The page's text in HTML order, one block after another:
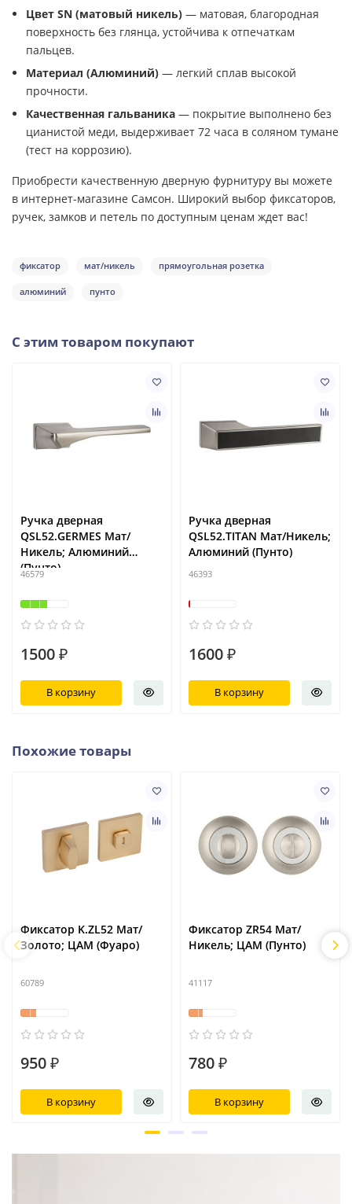
Цвет SN (матовый никель) — матовая, благородная
поверхность без глянца, устойчива к отпечаткам
пальцев.
Материал (Алюминий) — легкий сплав высокой
прочности.
Качественная гальваника — покрытие выполнено без
цианистой меди, выдерживает 72 часа в соляном тумане
(тест на коррозию).
Приобрести качественную дверную фурнитуру вы можете
в интернет-магазине Самсон. Широкий выбор фиксаторов,
ручек, замков и петель по доступным ценам ждет вас!
фиксатор мат/никель прямоугольная розетка
алюминий пунто
С этим товаром покупают
Ручка дверная
QSL52.GERMES Мат/
Никель; Алюминий
(Пунто)
46579
1500 ₽
В корзину
Ручка дверная
QSL52.TITAN Мат/Никель;
Алюминий (Пунто)
46393
1600 ₽
В корзину
Похожие товары
Фиксатор K.ZL52 Мат/
Золото; ЦАМ (Фуаро)
60789
950 ₽
В корзину
Фиксатор ZR54 Мат/
Никель; ЦАМ (Пунто)
41117
780 ₽
В корзину